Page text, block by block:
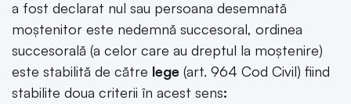
a fost declarat nul sau persoana desemnată
moștenitor este nedemnă succesoral, ordinea
succesorală (a celor care au dreptul la moștenire)
este stabilită de către lege (art. 964 Cod Civil) fiind
stabilite doua criterii în acest sens: